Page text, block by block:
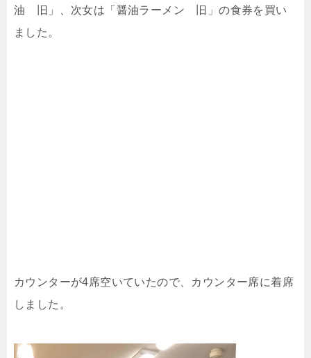
油 旧」、次女は「醤油ラーメン 旧」の食券を買い
ました。
カウンターが4席空いていたので、カウンター席に着席
しました。